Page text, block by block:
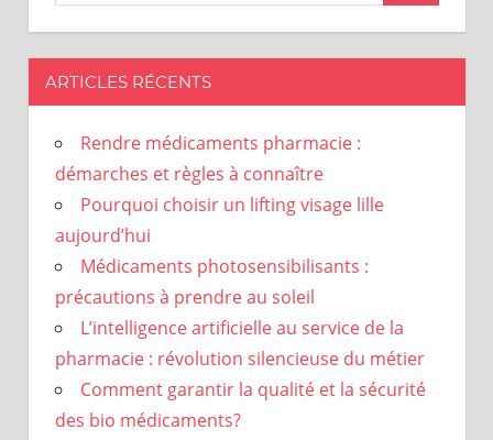
ARTICLES RÉCENTS
Rendre médicaments pharmacie :
démarches et règles à connaître
Pourquoi choisir un lifting visage lille
aujourd’hui
Médicaments photosensibilisants :
précautions à prendre au soleil
L’intelligence artificielle au service de la
pharmacie : révolution silencieuse du métier
Comment garantir la qualité et la sécurité
des bio médicaments?